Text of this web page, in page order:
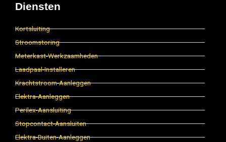
Diensten
Kortsluiting
Stroomstoring
Meterkast-Werkzaamheden
Laadpaal-Installeren
Krachtstroom-Aanleggen
Elektra-Aanleggen
Perilex-Aansluiting
Stopcontact-Aansluiten
Elektra-Buiten-Aanleggen